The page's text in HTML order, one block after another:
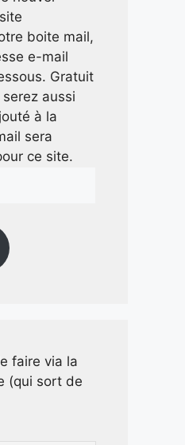
boite mail,
e-mail
Gratuit
aussi
à la
sera
ce site.
faire via la
(qui sort de